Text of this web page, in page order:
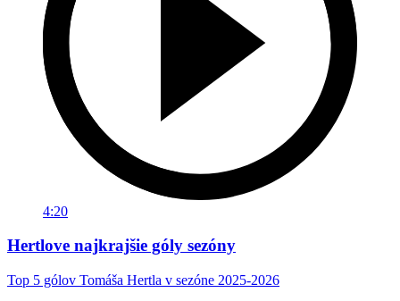
4:20
Hertlove najkrajšie góly sezóny
Top 5 gólov Tomáša Hertla v sezóne 2025-2026